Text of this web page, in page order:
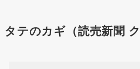
タテのカギ（読売新聞